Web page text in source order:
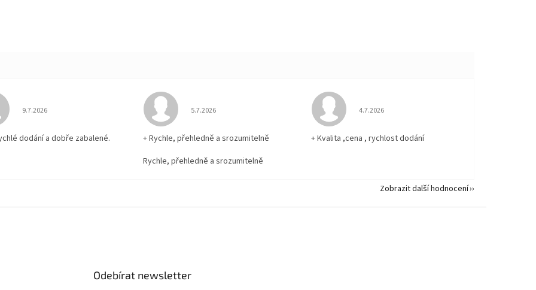
Hodnocení obchodu je 5 z 5 hvězdiček.
9.7.2026
dodání a dobře zabalené.
Hodnocení obchodu je 5 z 5 hvězdiček.
5.7.2026
+ Rychle, přehledně a srozumitelně
Rychle, přehledně a srozumitelně
Hodnocení obchodu je 5 z 5 hvězdiček.
4.7.2026
+ Kvalita ,cena , rychlost dodání
Zobrazit další hodnocení
Odebírat newsletter